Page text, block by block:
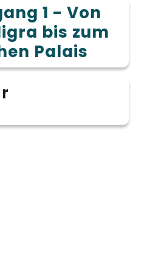
1 - Von
bis zum
Palais